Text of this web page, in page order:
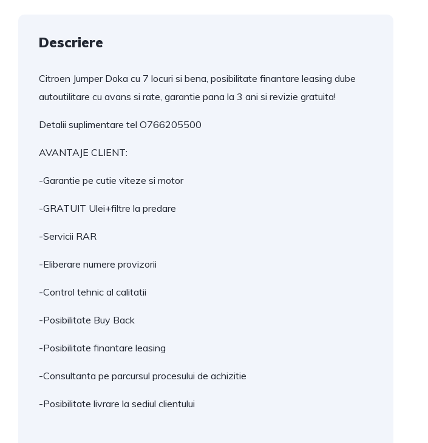
Descriere
Citroen Jumper Doka cu 7 locuri si bena, posibilitate finantare leasing dube
autoutilitare cu avans si rate, garantie pana la 3 ani si revizie gratuita!
Detalii suplimentare tel O766205500
AVANTAJE CLIENT:
-Garantie pe cutie viteze si motor
-GRATUIT Ulei+filtre la predare
-Servicii RAR
-Eliberare numere provizorii
-Control tehnic al calitatii
-Posibilitate Buy Back
-Posibilitate finantare leasing
-Consultanta pe parcursul procesului de achizitie
-Posibilitate livrare la sediul clientului